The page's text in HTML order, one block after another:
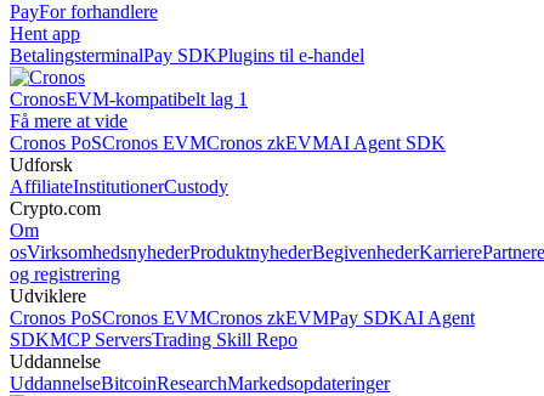
PayFor forhandlere
Hent app
BetalingsterminalPay SDKPlugins til e-handel
CronosEVM-kompatibelt lag 1
Få mere at vide
Cronos PoSCronos EVMCronos zkEVMAI Agent SDK
Udforsk
AffiliateInstitutionerCustody
Crypto.com
Om
osVirksomhedsnyhederProduktnyhederBegivenhederKarrierePartnere
og registrering
Udviklere
Cronos PoSCronos EVMCronos zkEVMPay SDKAI Agent
SDKMCP ServersTrading Skill Repo
Uddannelse
UddannelseBitcoinResearchMarkedsopdateringer